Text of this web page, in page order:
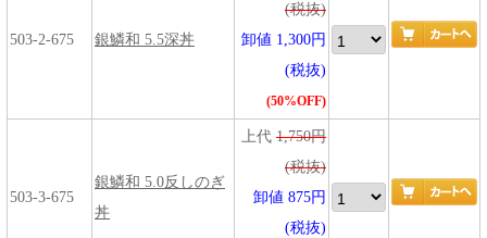
503-2-675 銀鱗和 5.5深丼
(税抜)
卸値 1,300円
(税抜)
(50%OFF)
503-3-675
銀鱗和 5.0反しのぎ
丼
上代 1,750円
(税抜)
卸値 875円
(税抜)